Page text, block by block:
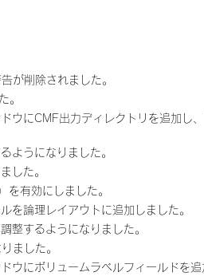
が削除されました。
。
ウにCMF出力ディレクトリを追加し
ようになりました。
した。
有効にしました。
を論理レイアウトに追加しました。
整するようになりました。
ました。
にボリュームラベルフィールドを追